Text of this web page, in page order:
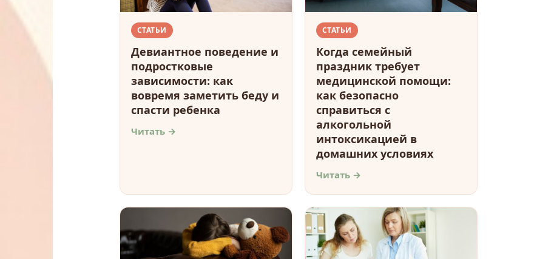
СТАТЬИ
Девиантное поведение и
подростковые
зависимости: как
вовремя заметить беду и
спасти ребенка
Читать →
СТАТЬИ
Когда семейный
праздник требует
медицинской помощи:
как безопасно
справиться с
алкогольной
интоксикацией в
домашних условиях
Читать →